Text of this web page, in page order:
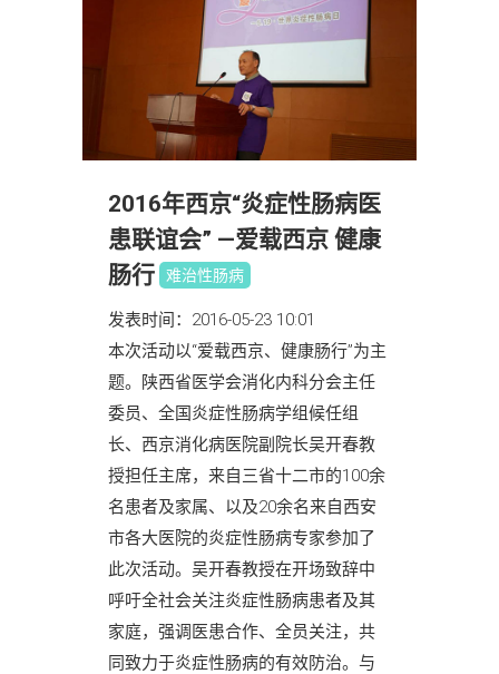
2016年西京“炎症性肠病医
患联谊会” —爱载西京 健康
肠行
难治性肠病
发表时间：2016-05-23 10:01
本次活动以“爱载西京、健康肠行”为主
题。陕西省医学会消化内科分会主任
委员、全国炎症性肠病学组候任组
长、西京消化病医院副院长吴开春教
授担任主席，来自三省十二市的100余
名患者及家属、以及20余名来自西安
市各大医院的炎症性肠病专家参加了
此次活动。吴开春教授在开场致辞中
呼吁全社会关注炎症性肠病患者及其
家庭，强调医患合作、全员关注，共
同致力于炎症性肠病的有效防治。与